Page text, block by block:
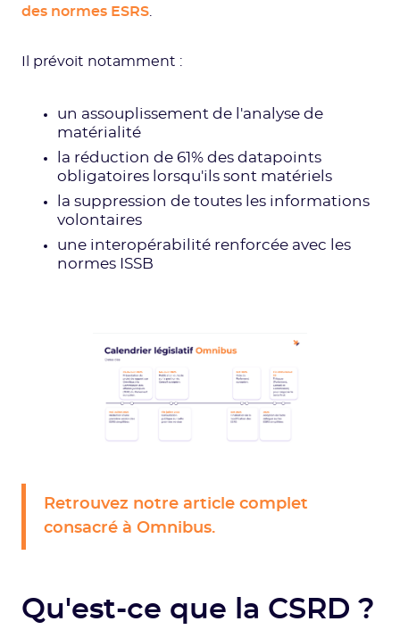
des normes ESRS
Il prévoit notamment :
un assouplissement de l'analyse de
matérialité
la réduction de 61% des datapoints
obligatoires lorsqu'ils sont matériels
la suppression de toutes les informations
volontaires
une interopérabilité renforcée avec les
normes ISSB
Retrouvez notre article complet
consacré à Omnibus.
Qu'est-ce que la CSRD ?